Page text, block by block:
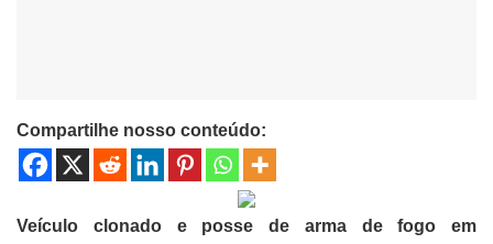
Compartilhe nosso conteúdo:
Veículo clonado e posse de arma de fogo em